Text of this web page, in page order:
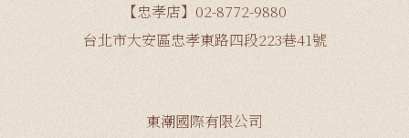
【忠孝店】02-8772-9880
台北市大安區忠孝東路四段223巷41號
東潮國際有限公司